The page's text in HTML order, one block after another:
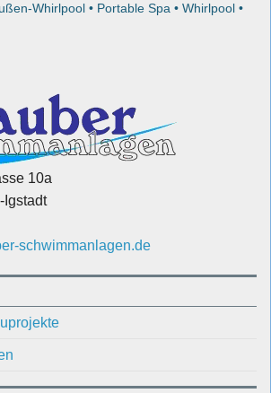
Whirlpool • Portable Spa •Whirlpool •
10a
Igstadt
schwimmanlagen.de